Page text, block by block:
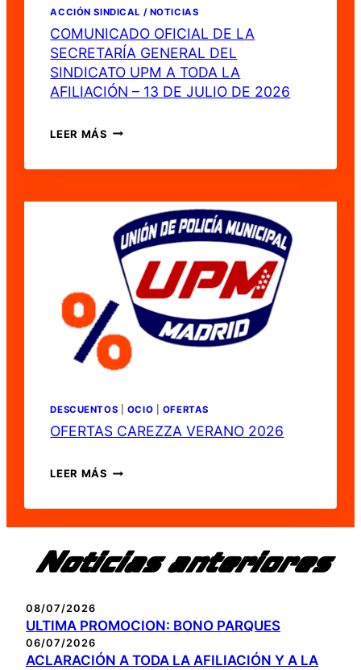
ACCIÓN SINDICAL / NOTICIAS
COMUNICADO OFICIAL DE LA
SECRETARÍA GENERAL DEL
SINDICATO UPM A TODA LA
AFILIACIÓN – 13 DE JULIO DE 2026
LEER MÁS COMUNICADO
GENERAL
DEL
SINDICATO
UPM
TODA
LA
AFILIACIÓN
–
13
DE
DE
DESCUENTOS OCIO OFERTAS
OFERTAS CAREZZA VERANO 2026
LEER MÁS OFERTAS
Noticias anteriores
08/07/2026
ULTIMA PROMOCION: BONO PARQUES
06/07/2026
ACLARACIÓN A TODA LA AFILIACIÓN Y A LA